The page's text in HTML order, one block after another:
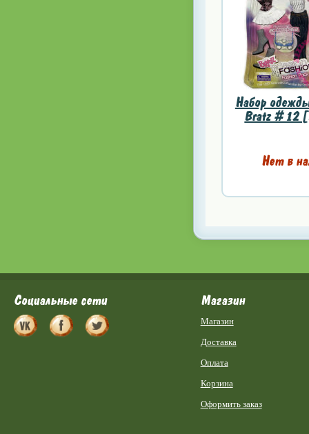
Набор
Bratz #12
Нет в
Социальные сети Магазин
Магазин
Доставка
Оплата
Корзина
Оформить заказ